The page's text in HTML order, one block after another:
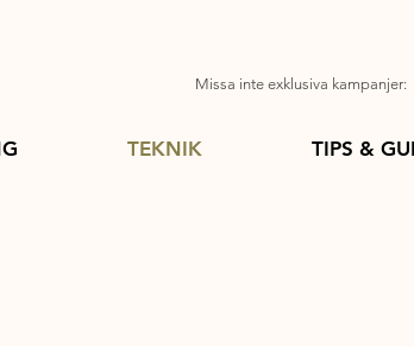
TEKNIK TIPS &
Missa inte exklusiva kampanjer: